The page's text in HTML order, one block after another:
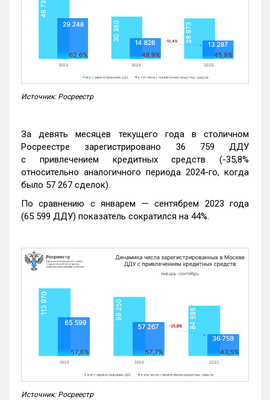
Источник: Росреестр
За девять месяцев текущего года в столичном
Росреестре зарегистрировано 36 759 ДДУ
с привлечением кредитных средств (-35,8%
относительно аналогичного периода 2024-го, когда
было 57 267 сделок).
По сравнению с январем — сентябрем 2023 года
(65 599 ДДУ) показатель сократился на 44%.
Источник: Росреестр